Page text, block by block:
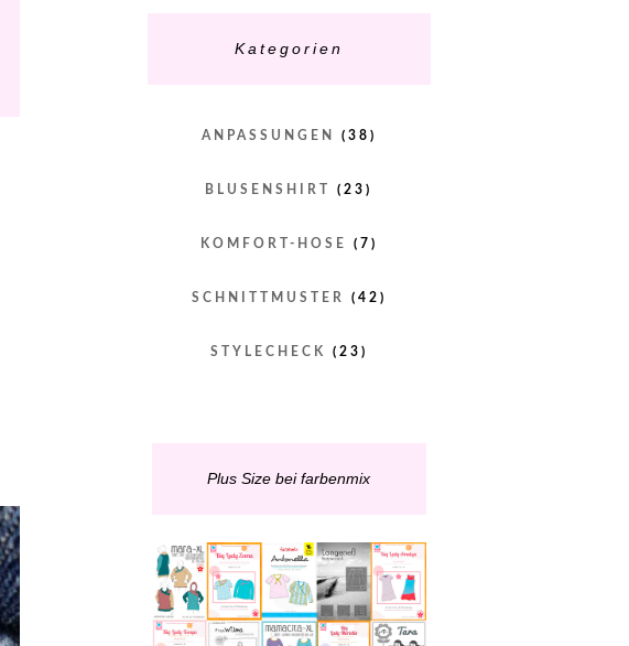
Kategorien
ANPASSUNGEN (38)
BLUSENSHIRT (23)
KOMFORT-HOSE (7)
SCHNITTMUSTER (42)
STYLECHECK (23)
Plus Size bei farbenmix